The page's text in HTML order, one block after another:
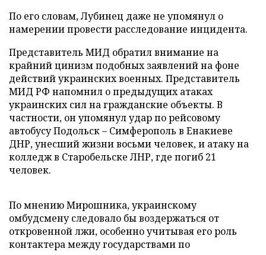
По его словам, Лубинец даже не упомянул о
намерении провести расследование инцидента.
Представитель МИД обратил внимание на
крайний цинизм подобных заявлений на фоне
действий украинских военных. Представитель
МИД РФ напомнил о предыдущих атаках
украинских сил на гражданские объекты. В
частности, он упомянул удар по рейсовому
автобусу Подольск – Симферополь в Енакиеве
ДНР, унесший жизни восьми человек, и атаку на
колледж в Старобельске ЛНР, где погиб 21
человек.
По мнению Мирошника, украинскому
омбудсмену следовало бы воздержаться от
откровенной лжи, особенно учитывая его роль
контактера между государствами по